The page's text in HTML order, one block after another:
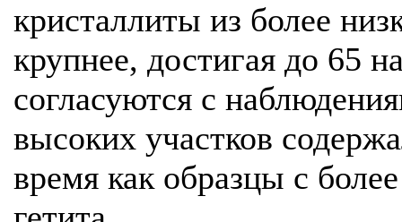
кристаллиты из более
крупнее, достигая до 65
согласуются с
высоких участков
время как образцы с